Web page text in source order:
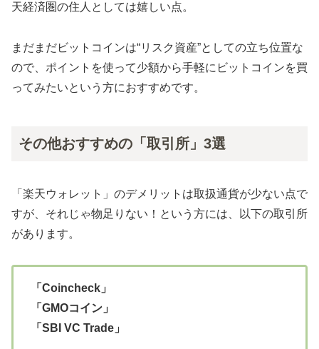
天経済圏の住人としては嬉しい点。
まだまだビットコインは“リスク資産”としての立ち位置な
ので、ポイントを使って少額から手軽にビットコインを買
ってみたいという方におすすめです。
その他おすすめの「取引所」3選
「楽天ウォレット」のデメリットは取扱通貨が少ない点で
すが、それじゃ物足りない！という方には、以下の取引所
があります。
「Coincheck」
「GMOコイン」
「SBI VC Trade」